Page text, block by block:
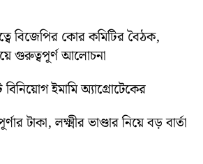
বিজেপির কোর কমিটির বৈঠক,
গুরুত্বপূর্ণ আলোচনা
ইমামি অ্যাগ্রোটেকের
টাকা, লক্ষ্মীর ভাণ্ডার নিয়ে বড় বার্তা